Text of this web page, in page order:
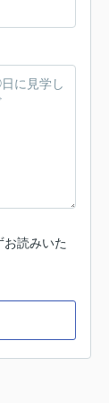
お読みいた